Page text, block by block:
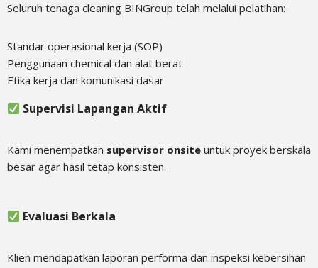
Seluruh tenaga cleaning BINGroup telah melalui pelatihan:
Standar operasional kerja (SOP)
Penggunaan chemical dan alat berat
Etika kerja dan komunikasi dasar
Supervisi Lapangan Aktif
Kami menempatkan supervisor onsite untuk proyek berskala
besar agar hasil tetap konsisten.
Evaluasi Berkala
Klien mendapatkan laporan performa dan inspeksi kebersihan